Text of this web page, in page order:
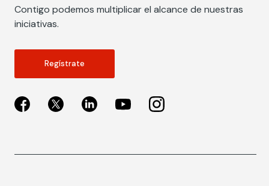
Contigo podemos multiplicar el alcance de nuestras
iniciativas.
Regístrate